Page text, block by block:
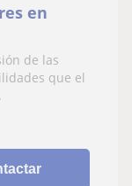
en
de las
que el